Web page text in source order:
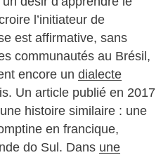
l’initiateur de
est affirmative, sans
communautés au Brésil,
encore un dialecte
Un article publié en 2017
histoire similaire : une
en francique,
do Sul. Dans une